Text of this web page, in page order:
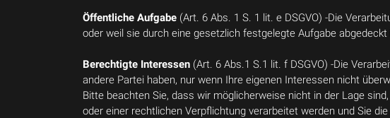
Öffentliche Aufgabe (Art. 6 Abs. 1 S. 1 lit. e DSGVO) -Die
oder weil sie durch eine gesetzlich festgelegte Aufgabe
Berechtigte Interessen (Art. 6 Abs.1 S.1 lit. f DSGVO) -Die
andere Partei haben, nur wenn Ihre eigenen Interessen nicht
Bitte beachten Sie, dass wir möglicherweise nicht in der Lage
oder einer rechtlichen Verpflichtung verarbeitet werden und Sie